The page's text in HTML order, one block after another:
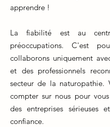
apprendre !
La fiabilité est au
préoccupations. C'est
collaborons uniquement
et des professionnels
secteur de la naturopathie.
compter sur nous pour
des entreprises sérieuses
confiance.